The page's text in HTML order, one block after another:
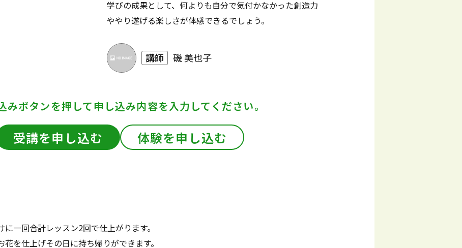
学びの成果として、何よりも自分で気付かなかった創造力
ややり遂げる楽しさが体感できるでしょう。
講師 磯 美也子
みボタンを押して申し込み内容を入力してください。
受講を申し込む 体験を申し込む
一回合計レッスン2回で仕上がります。
を仕上げその日に持ち帰りができます。